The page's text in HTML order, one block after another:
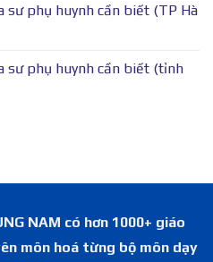
sư phụ huynh cần biết (TP Hà
sư phụ huynh cần biết (tỉnh
NAM có hơn 1000+ giáo
môn hoá từng bộ môn dạy